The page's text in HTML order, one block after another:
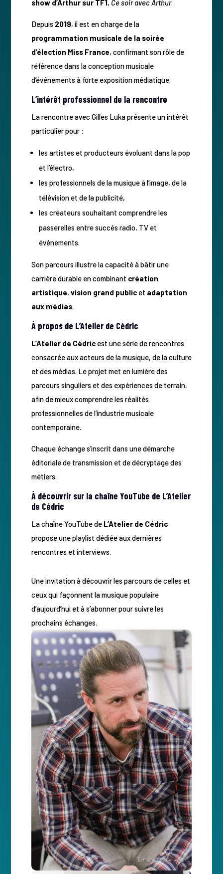
show d’Arthur sur TF1 , Ce soir avec Arthur.
Depuis 2019, il est en charge de la
programmation musicale de la soirée
d’élection Miss France, confirmant son rôle de
référence dans la conception musicale
d’événements à forte exposition médiatique.
L’intérêt professionnel de la rencontre
La rencontre avec Gilles Luka présente un intérêt
particulier pour :
les artistes et producteurs évoluant dans la pop
et l’électro,
les professionnels de la musique à l’image, de la
télévision et de la publicité,
les créateurs souhaitant comprendre les
passerelles entre succès radio, TV et
événements.
Son parcours illustre la capacité à bâtir une
carrière durable en combinant création
artistique, vision grand publicet adaptation
aux médias.
À propos de L’Atelier de Cédric
L’Atelier de Cédricest une série de rencontres
consacrée aux acteurs de la musique, de la culture
et des médias. Le projet met en lumière des
parcours singuliers et des expériences de terrain,
afin de mieux comprendre les réalités
professionnelles de l’industrie musicale
contemporaine.
Chaque échange s’inscrit dans une démarche
éditoriale de transmission et de décryptage des
métiers.
À découvrir sur la chaîne YouTube de L’Atelier
de Cédric
La chaîne YouTube de L’Atelier de Cédric
propose une playlist dédiée aux dernières
rencontres et interviews.
Une invitation à découvrir les parcours de celles et
ceux qui façonnent la musique populaire
d’aujourd’hui et à s’abonner pour suivre les
prochains échanges.